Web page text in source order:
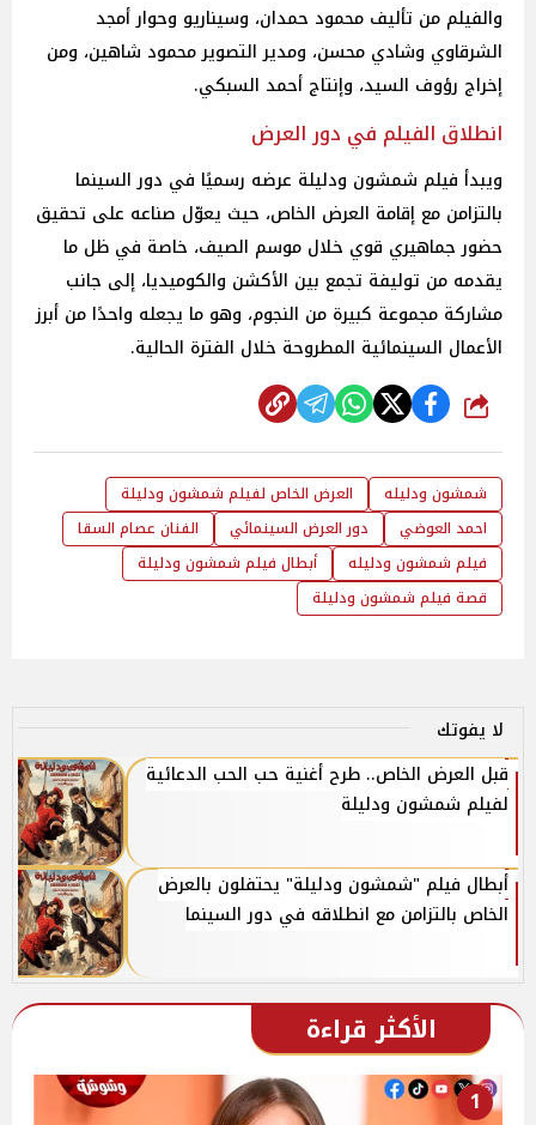
والفيلم من تأليف محمود حمدان، وسيناريو وحوار أمجد
الشرقاوي وشادي محسن، ومدير التصوير محمود شاهين، ومن
إخراج رؤوف السيد، وإنتاج أحمد السبكي.
انطلاق الفيلم في دور العرض
ويبدأ فيلم شمشون ودليلة عرضه رسميًا في دور السينما
بالتزامن مع إقامة العرض الخاص، حيث يعوّل صناعه على تحقيق
حضور جماهيري قوي خلال موسم الصيف، خاصة في ظل ما
يقدمه من توليفة تجمع بين الأكشن والكوميديا، إلى جانب
مشاركة مجموعة كبيرة من النجوم، وهو ما يجعله واحدًا من أبرز
الأعمال السينمائية المطروحة خلال الفترة الحالية.
شارك
شمشون ودليله
العرض الخاص لفيلم شمشون ودليلة
احمد العوضي
دور العرض السينمائي
الفنان عصام السقا
فيلم شمشون ودليله
أبطال فيلم شمشون ودليلة
قصة فيلم شمشون ودليلة
لا يفوتك
قبل العرض الخاص.. طرح أغنية حب الحب الدعائية
لفيلم شمشون ودليلة
أبطال فيلم "شمشون ودليلة" يحتفلون بالعرض
الخاص بالتزامن مع انطلاقه في دور السينما
الأكثر قراءة
1